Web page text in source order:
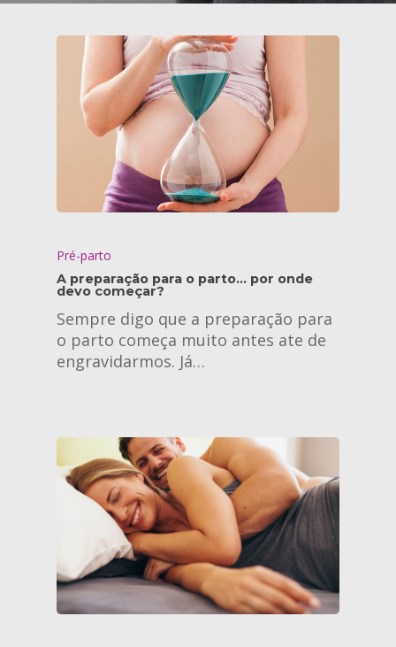
Pré-parto
A preparação para o parto… por onde
devo começar?
Sempre digo que a preparação para
o parto começa muito antes ate de
engravidarmos. Já…